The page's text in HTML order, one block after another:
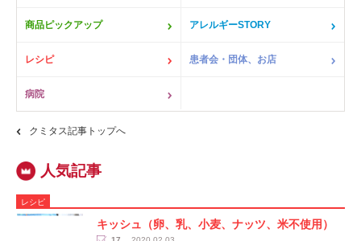
商品ピックアップ アレルギーSTORY
レシピ 患者会・団体、お店
病院
クミタス記事トップへ
レシピ
キッシュ（卵、乳、小麦、ナッツ、米不使用）